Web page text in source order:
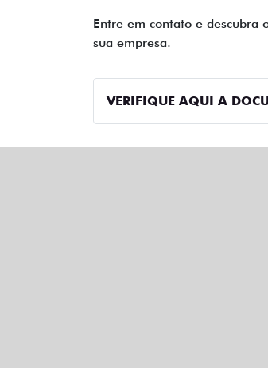
Entre em contato e descubra
sua empresa.
VERIFIQUE AQUI A